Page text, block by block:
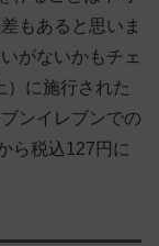
もあると思いま
がないかもチェ
）に施行された
ンイレブンでの
ら税込127円に